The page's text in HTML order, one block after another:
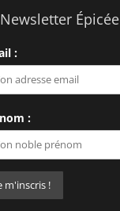
Épicée
:
: